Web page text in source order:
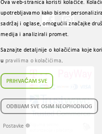
Načini plaćanja
Ova web-stranica koristi kolačiće.
upotrebljavamo kako bismo
sadržaj i oglase, omogućili značajke
medija i analizirali promet.
Saznajte detaljnije o kolačićima koje
u pravilima o kolačićima.
PRIHVAĆAM SVE
ODBIJAM SVE OSIM NEOPHODNOG
Postavke ☸